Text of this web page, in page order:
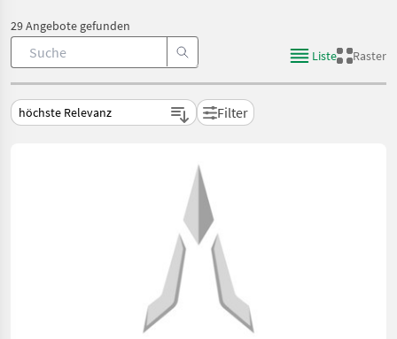
29 Angebote gefunden
Liste
Raster
Filter